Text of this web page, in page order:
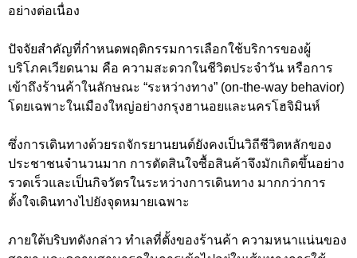
อย่างต่อเนื่อง
ปัจจัยสำคัญที่กำหนดพฤติกรรมการเลือกใช้บริการของผู้
บริโภคเวียดนาม คือ ความสะดวกในชีวิตประจำวัน หรือการ
เข้าถึงร้านค้าในลักษณะ “ระหว่างทาง” (on-the-way behavior)
โดยเฉพาะในเมืองใหญ่อย่างกรุงฮานอยและนครโฮจิมินห์
ซึ่งการเดินทางด้วยรถจักรยานยนต์ยังคงเป็นวิถีชีวิตหลักของ
ประชาชนจำนวนมาก การตัดสินใจซื้อสินค้าจึงมักเกิดขึ้นอย่าง
รวดเร็วและเป็นกิจวัตรในระหว่างการเดินทาง มากกว่าการ
ตั้งใจเดินทางไปยังจุดหมายเฉพาะ
ภายใต้บริบทดังกล่าว ทำเลที่ตั้งของร้านค้า ความหนาแน่นของ